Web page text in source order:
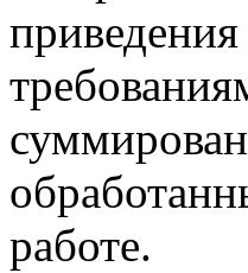
работе.